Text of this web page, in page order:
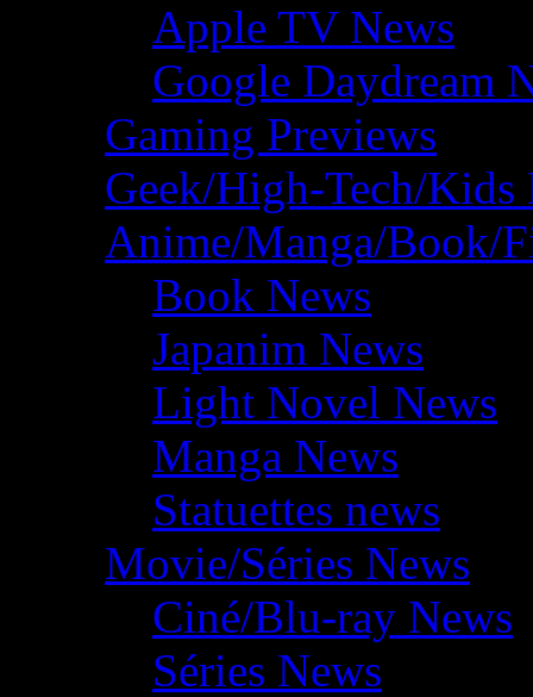
Apple TV News
Google Daydream
Gaming Previews
Geek/High-Tech/Kids
Anime/Manga/Book/
Book News
Japanim News
Light Novel News
Manga News
Statuettes news
Movie/Séries News
Ciné/Blu-ray News
Séries News